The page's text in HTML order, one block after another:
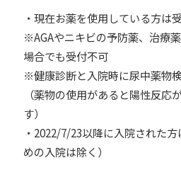
・現在お薬を使用している方は
※AGAやニキビの予防薬、治療
場合でも受付不可
※健康診断と入院時に尿中薬物検
（薬物の使用があると陽性反応
す）
・2022/7/23以降に入院された
めの入院は除く）